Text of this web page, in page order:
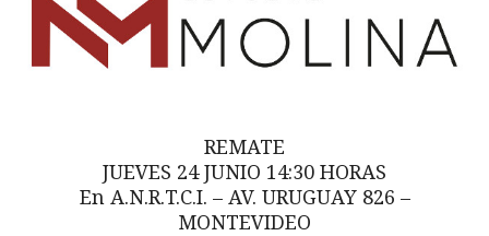
REMATE
JUEVES 24 JUNIO 14:30 HORAS
En A.N.R.T.C.I. – AV. URUGUAY 826 –
MONTEVIDEO